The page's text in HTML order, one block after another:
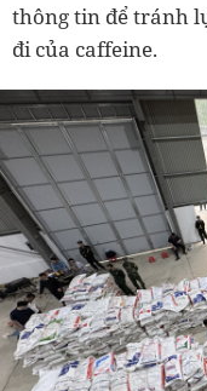
thông tin để tránh
đi của caffeine.